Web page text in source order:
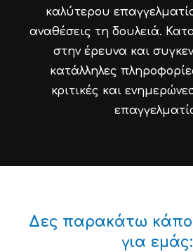
καλύτερου
αναθέσεις τη δουλειά.
στην έρευνα και
κατάλληλες
κριτικές και
Δες παρακάτω
για εμάς: